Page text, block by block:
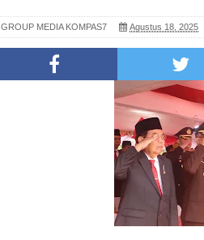
GROUP MEDIA KOMPAS7 Agustus 18, 2025